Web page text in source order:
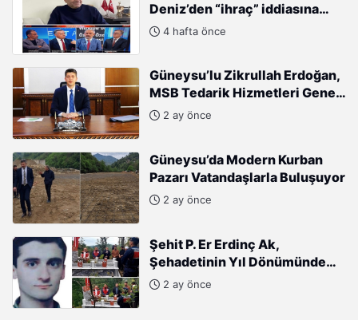
Deniz’den “ihraç” iddiasına
sert tepki: “Kararları Sinan
4 hafta önce
Güneysu’lu Zikrullah Erdoğan,
MSB Tedarik Hizmetleri Genel
Müdürlüğü’ne atandı.
2 ay önce
Güneysu’da Modern Kurban
Pazarı Vatandaşlarla Buluşuyor
2 ay önce
Şehit P. Er Erdinç Ak,
Şehadetinin Yıl Dönümünde
Kabri Başında Anıldı
2 ay önce